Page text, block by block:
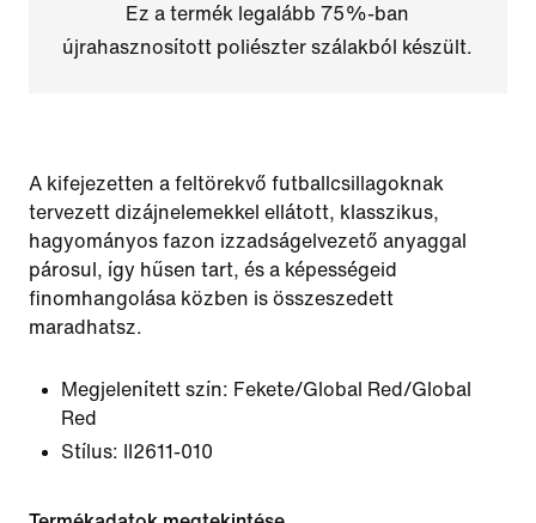
Ez a termék legalább 75%-ban
újrahasznosított poliészter szálakból készült.
A kifejezetten a feltörekvő futballcsillagoknak
tervezett dizájnelemekkel ellátott, klasszikus,
hagyományos fazon izzadságelvezető anyaggal
párosul, így hűsen tart, és a képességeid
finomhangolása közben is összeszedett
maradhatsz.
Megjelenített szín: Fekete/Global Red/Global
Red
Stílus:
II2611-010